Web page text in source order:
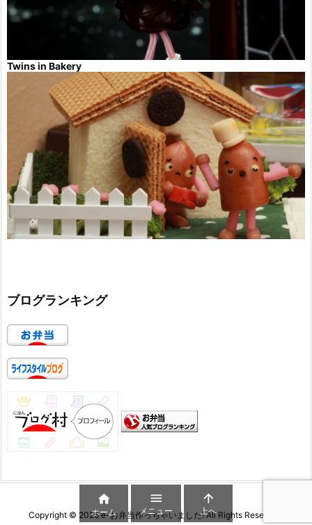
Twins in Bakery
ブログランキング
Copyright © 2026 e-お弁当作っちゃいました!All Rights Reserved.

ホーム

メニュー

上へ